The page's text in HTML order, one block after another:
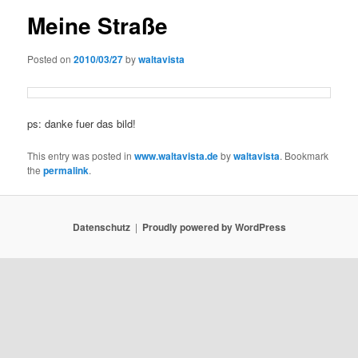
Meine Straße
Posted on2010/03/27bywaltavista
ps: danke fuer das bild!
This entry was posted inwww.waltavista.debywaltavista. Bookmark
thepermalink.
Datenschutz Proudly powered by WordPress